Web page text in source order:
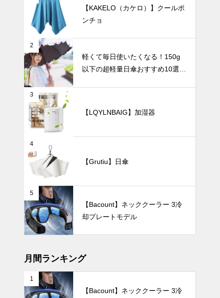
手軽に始める
花のある暮ら
し。小さめ一
輪挿しの魅力
と楽しみ方。
UV・雨対策
【2025年最
新版】シーン
や好みで選べ
る日傘の完全
ガイド ～折
りたたみ・晴
雨兼用・フェ
ミニン・形状
記憶・自動開
閉・超軽量・
メンズ・くす
みカラーま
で、人気の日
インテリア小物
お部屋に優し
いぬくもり
を。北欧風
「ホワイト×
花瓶の魅力。
暑さ対策
【2025年最
【KAKELO（カケロ）】クールポ
ンチョ
2
軽くて毎日使いたくなる！150g
以下の超軽量日傘おすすめ10選
3
【LQYLNBAIG】加湿器
4
【Grutiu】日傘
5
【Bacount】ネッククーラー 3冷
却プレートモデル
月間ランキング
1
【Bacount】ネッククーラー 3冷